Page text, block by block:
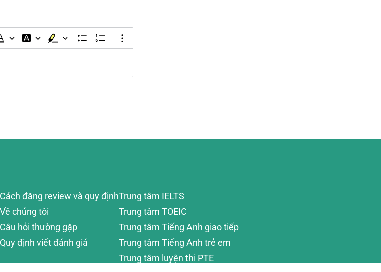
đăng review và quy định
Về chúng tôi
Câu hỏi thường gặp
định viết đánh giá
Trung tâm IELTS
Trung tâm TOEIC
Trung tâm Tiếng Anh giao tiếp
Trung tâm Tiếng Anh trẻ em
Trung tâm luyện thi PTE